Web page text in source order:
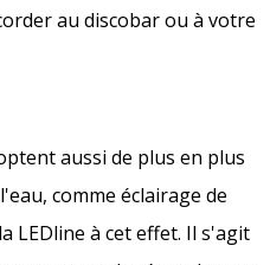
au discobar ou à votre
aussi de plus en plus
comme éclairage de
LEDline à cet effet. Il s'agit